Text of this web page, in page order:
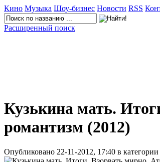
Кино Музыка Шоу-бизнес Новости RSS
Расширенный поиск
Кузькина мать.
романтизм (2012)
Опубликовано 22-11-2012, 17:40 в категории